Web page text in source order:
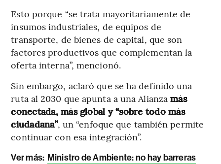
Esto porque “se trata mayoritariamente de
insumos industriales, de equipos de
transporte, de bienes de capital, que son
factores productivos que complementan la
oferta interna”, mencionó.
Sin embargo, aclaró que se ha definido una
ruta al 2030 que apunta a una Alianzamás
conectada, más global y “sobre todo más
ciudadana”, un “enfoque que también permite
continuar con esa integración”.
Ver más: Ministro de Ambiente: no hay barreras